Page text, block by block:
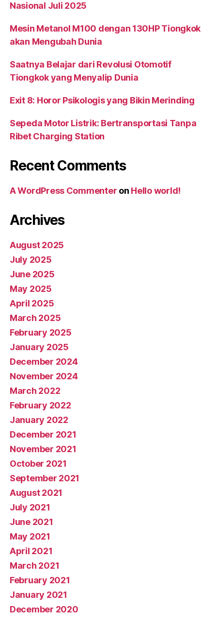
Nasional Juli 2025
Mesin Metanol M100 dengan 130HP Tiongkok
akan Mengubah Dunia
Saatnya Belajar dari Revolusi Otomotif
Tiongkok yang Menyalip Dunia
Exit 8: Horor Psikologis yang Bikin Merinding
Sepeda Motor Listrik: Bertransportasi Tanpa
Ribet Charging Station
Recent Comments
A WordPress Commenter on Hello world!
Archives
August 2025
July 2025
June 2025
May 2025
April 2025
March 2025
February 2025
January 2025
December 2024
November 2024
March 2022
February 2022
January 2022
December 2021
November 2021
October 2021
September 2021
August 2021
July 2021
June 2021
May 2021
April 2021
March 2021
February 2021
January 2021
December 2020